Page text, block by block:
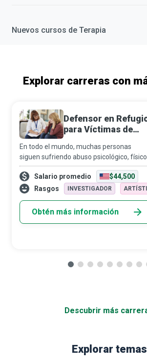
Nuevos cursos de Terapia
Explorar carreras con
Defensor en
para Víctimas de
En todo el mundo, muchas personas
siguen sufriendo abuso psicológico, físico,
sexual, financiero y emocional por parte
sus parejas o familiares. Los defensores
en refugios para víctimas de violenci
Salario promedio
$44,500
Rasgos
INVESTIGADOR
Obtén más información
Descubrir más
Explorar temas